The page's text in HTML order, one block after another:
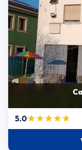
5.0